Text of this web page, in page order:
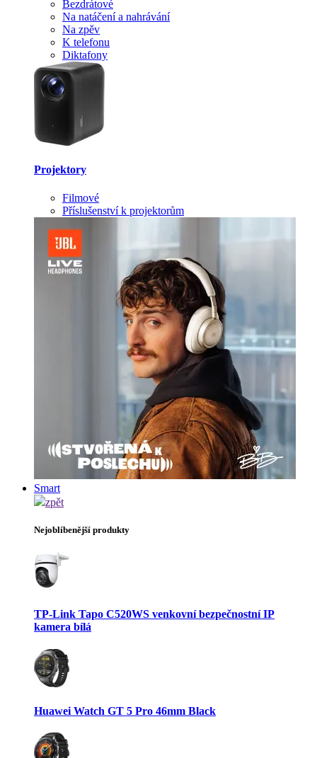
Bezdrátové
Na natáčení a nahrávání
Na zpěv
K telefonu
Diktafony
Projektory
Filmové
Příslušenství k projektorům
Smart
zpět
Nejoblíbenější produkty
TP-Link Tapo C520WS venkovní bezpečnostní IP
kamera bílá
Huawei Watch GT 5 Pro 46mm Black